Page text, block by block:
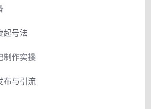
起号法
制作实操
布与引流